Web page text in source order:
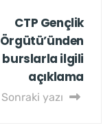
CTP Gençlik
Örgütü’ünden
burslarla ilgili
açıklama
Sonraki yazı